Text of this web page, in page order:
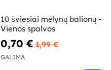
10 šviesiai mėlynų balionų -
Vienos spalvos
0,70 € 1,99 €
GALIMA